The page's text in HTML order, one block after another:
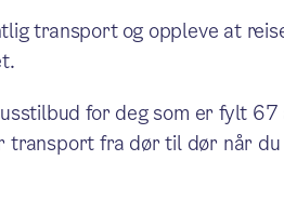
transport og oppleve at
for deg som er fylt 67
transport fra dør til dør når du